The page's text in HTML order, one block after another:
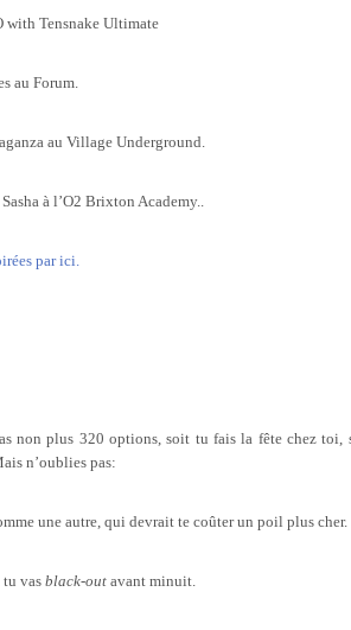
with Tensnake Ultimate
au Forum.
au Village Underground.
à l’O2 Brixton Academy..
par ici.
non plus 320 options, soit tu fais la fête chez toi,
n’oublies pas:
une autre, qui devrait te coûter un poil plus cher.
vas black-out avant minuit.